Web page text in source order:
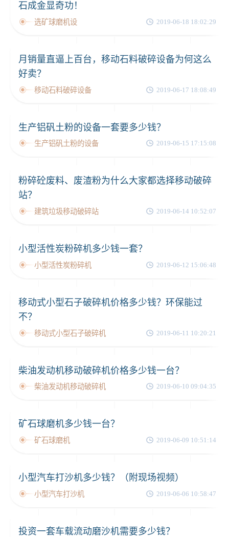
石成金显奇功！
选矿球磨机设 2019-06-18 18:02:29
月销量直逼上百台，移动石料破碎设备为何这么
好卖？
移动石料破碎设备 2019-06-17 18:08:49
生产铝矾土粉的设备一套要多少钱？
生产铝矾土粉的设备 2019-06-15 17:15:08
粉碎砼废料、废渣粉为什么大家都选择移动破碎
站？
建筑垃圾移动破碎站 2019-06-14 10:52:07
小型活性炭粉碎机多少钱一套？
小型活性炭粉碎机 2019-06-12 15:06:48
移动式小型石子破碎机价格多少钱？环保能过
不？
移动式小型石子破碎机 2019-06-11 10:20:21
柴油发动机移动破碎机价格多少钱一台？
柴油发动机移动破碎机 2019-06-10 09:04:35
矿石球磨机多少钱一台？
矿石球磨机 2019-06-09 10:51:14
小型汽车打沙机多少钱？（附现场视频）
小型汽车打沙机 2019-06-06 10:58:47
投资一套车载流动磨沙机需要多少钱？